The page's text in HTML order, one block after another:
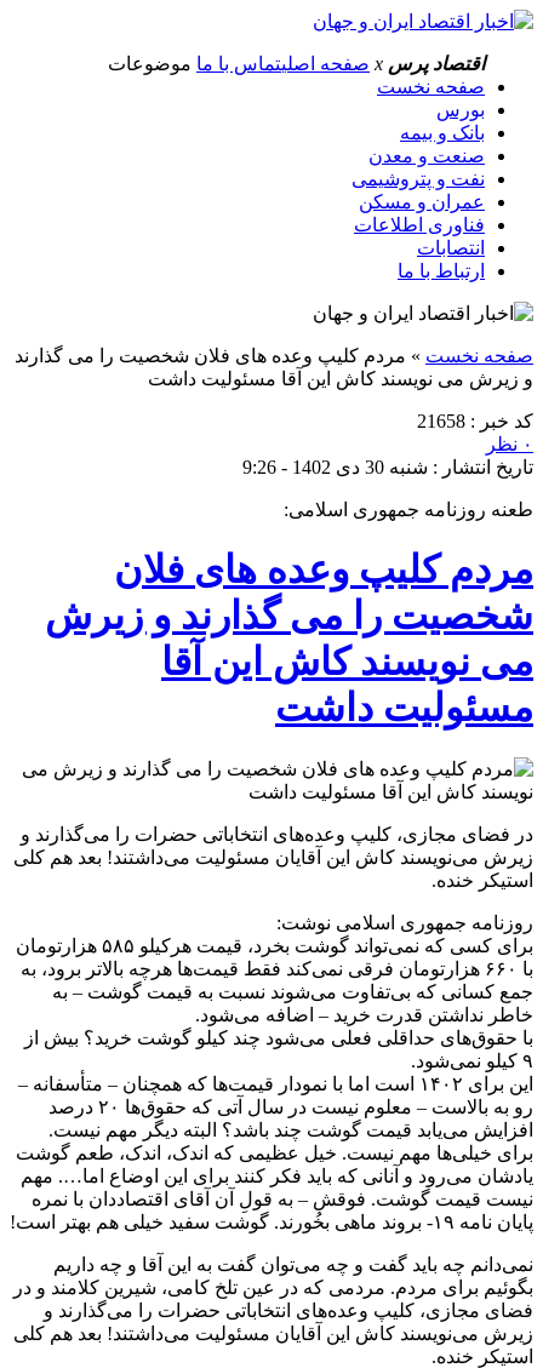
اقتصاد پرس x صفحه اصلیتماس با ما موضوعات
صفحه نخست
بورس
بانک و بیمه
صنعت و معدن
نفت و پتروشیمی
عمران و مسکن
فناوری اطلاعات
انتصابات
ارتباط با ما
صفحه نخست » مردم کلیپ وعده های فلان شخصیت را می گذارند
و زیرش می نویسند کاش این آقا مسئولیت داشت
کد خبر : 21658
۰ نظر
تاریخ انتشار : شنبه 30 دی 1402 - 9:26
طعنه روزنامه جمهوری اسلامی:
مردم کلیپ وعده های فلان
شخصیت را می گذارند و زیرش
می نویسند کاش این آقا
مسئولیت داشت
در فضای مجازی، کلیپ وعده‌های انتخاباتی حضرات را می‌گذارند و
زیرش می‌نویسند کاش این آقایان مسئولیت می‌داشتند! بعد هم کلی
استیکر خنده.
روزنامه جمهوری اسلامی نوشت:
برای کسی که نمی‌تواند گوشت بخرد، قیمت هرکیلو ۵۸۵ هزارتومان
با ۶۶۰ هزارتومان فرقی نمی‌کند فقط قیمت‌ها هرچه بالاتر برود، به
جمع کسانی که بی‌تفاوت می‌شوند نسبت به قیمت گوشت – به
خاطر نداشتن قدرت خرید – اضافه می‌شود.
با حقوق‌های حداقلی فعلی می‌شود چند کیلو گوشت خرید؟ بیش از
۹ کیلو نمی‌شود.
این برای ۱۴۰۲ است اما با نمودار قیمت‌ها که همچنان – متأسفانه –
رو به بالاست – معلوم نیست در سال آتی که حقوق‌ها ۲۰ درصد
افزایش می‌یابد قیمت گوشت چند باشد؟ البته دیگر مهم نیست.
برای خیلی‌ها مهم نیست. خیل عظیمی که اندک، اندک، طعم گوشت
یادشان می‌رود و آنانی که باید فکر کنند برای این اوضاع اما…. مهم
نیست قیمت گوشت. فوقش – به قولِ آن آقای اقتصاددان با نمره
پایان نامه ۱۹- بروند ماهی بخُورند. گوشت سفید خیلی هم بهتر است!
نمی‌دانم چه باید گفت و چه می‌توان گفت به این آقا و چه داریم
بگوئیم برای مردم. مردمی که در عین تلخ کامی، شیرین کلامند و در
فضای مجازی، کلیپ وعده‌های انتخاباتی حضرات را می‌گذارند و
زیرش می‌نویسند کاش این آقایان مسئولیت می‌داشتند! بعد هم کلی
استیکر خنده.